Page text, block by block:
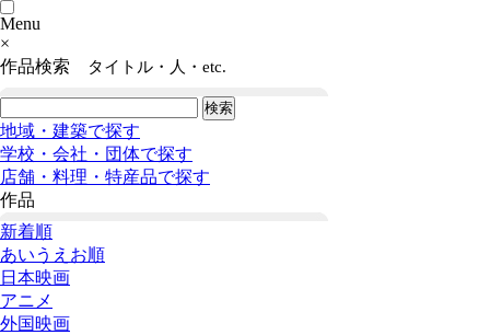
Menu
×
作品検索
タイトル・人・etc.
地域・建築で探す
学校・会社・団体で探す
店舗・料理・特産品で探す
作品
新着順
あいうえお順
日本映画
アニメ
外国映画